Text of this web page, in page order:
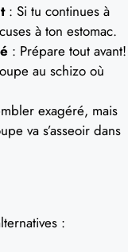
: Si tu continues à
à ton estomac.
: Prépare tout avant!
au schizo où
exagéré, mais
va s’asseoir dans
: